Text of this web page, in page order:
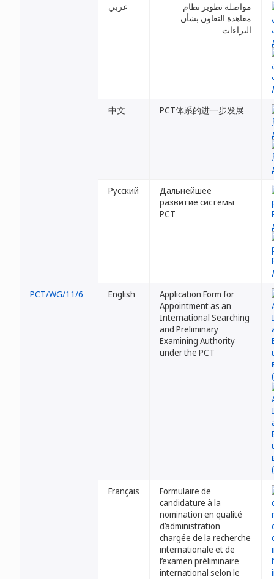
عربي
مواصلة تطوير نظام
معاهدة التعاون بشأن
البراءات
中文 PCT体系的进一步发展
Русский
Дальнейшее
развитие системы
PCT
PCT/WG/11/6 English
Application Form for
Appointment as an
International Searching
and Preliminary
Examining Authority
under the PCT
Français
Formulaire de
candidature à la
nomination en qualité
d’administration
chargée de la recherche
internationale et de
l’examen préliminaire
international selon le